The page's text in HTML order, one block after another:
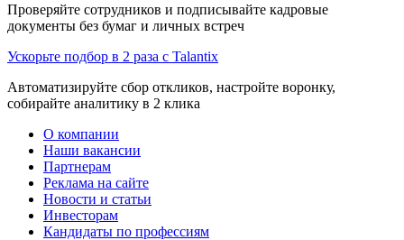
Проверяйте сотрудников и подписывайте кадровые
документы без бумаг и личных встреч
Ускорьте подбор в 2 раза с Talantix
Автоматизируйте сбор откликов, настройте воронку,
собирайте аналитику в 2 клика
О компании
Наши вакансии
Партнерам
Реклама на сайте
Новости и статьи
Инвесторам
Кандидаты по профессиям